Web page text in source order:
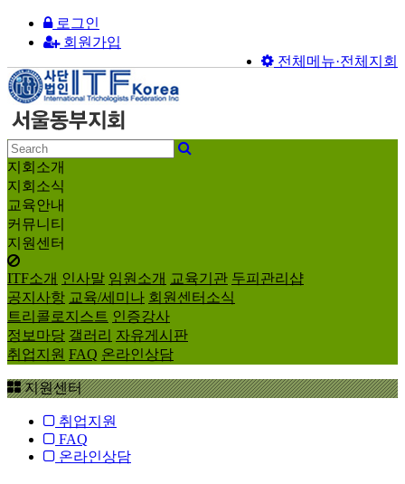
로그인
회원가입
전체메뉴·전체지회
지회소개
지회소식
교육안내
커뮤니티
지원센터
ITF소개 인사말 임원소개 교육기관 두피관리샵
공지사항 교육/세미나 회원센터소식
트리콜로지스트 인증강사
정보마당 갤러리 자유게시판
취업지원 FAQ 온라인상담
지원센터
취업지원
FAQ
온라인상담